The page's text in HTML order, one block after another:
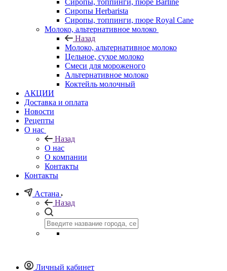
Сиропы, топпинги, пюре Barline
Сиропы Herbarista
Сиропы, топпинги, пюре Royal Cane
Молоко, альтернативное молоко
Назад
Молоко, альтернативное молоко
Цельное, сухое молоко
Смеси для мороженого
Альтернативное молоко
Коктейль молочный
АКЦИИ
Доставка и оплата
Новости
Рецепты
О нас
Назад
О нас
О компании
Контакты
Контакты
Астана
Назад
Личный кабинет